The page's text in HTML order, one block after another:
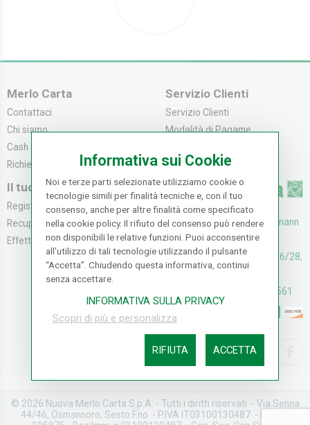
Merlo Carta
Contattaci
Chi siamo
Cash & Carry
Richiedi catalogo
Servizio Clienti
Servizio Clienti
Modalità di Pagame...
Resi e Recessi
Il tuo Account
Registrati
Recupera la Passwo...
Effettua un Reso
UFFICI: V. Senna 44/46, Osmann
oro Sesto F.no (FI)
CASH & CARRY: V. Senna 26/28,
Assistenza: (+39) 055374561
© 2026 Nuova Merlo Carta S.p.A. - Tutti i diritti riservati - Via Senna
44/46, Osmannoro, Sesto F.no - P.IVA IT03100130487 - REA FI-
Informativa sui Cookie
Noi e terze parti selezionate utilizziamo cookie o
tecnologie simili per finalità tecniche e, con il tuo
consenso, anche per altre finalità come specificato
nella cookie policy. Il rifiuto del consenso può rendere
non disponibili le relative funzioni. Puoi acconsentire
all’utilizzo di tali tecnologie utilizzando il pulsante
“Accetta”. Chiudendo questa informativa, continui
senza accettare.
INFORMATIVA SULLA PRIVACY
Scopri di più e personalizza
RIFIUTA ACCETTA